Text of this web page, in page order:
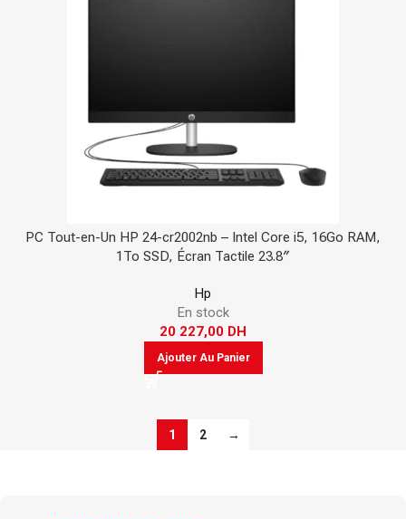
PC Tout-en-Un HP 24-cr2002nb – Intel Core i5, 16Go RAM,
1To SSD, Écran Tactile 23.8″
Hp
En stock
20 227,00 DH
Ajouter Au Panier
1 2 →